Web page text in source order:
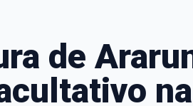
de